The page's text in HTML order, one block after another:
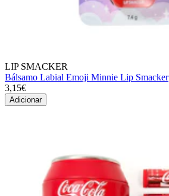
LIP SMACKER
Bálsamo Labial Emoji Minnie Lip Smacker
3,15€
Adicionar